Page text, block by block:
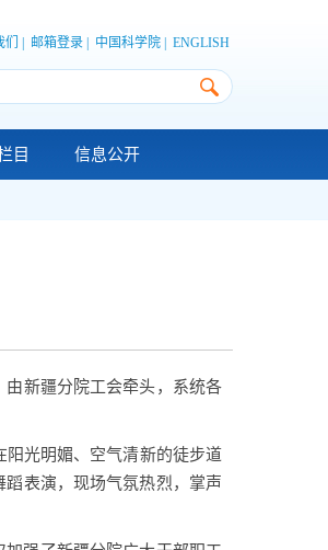
邮箱登录 中国科学院 ENGLISH
目 信息公开
新疆分院工会牵头，系统各
阳光明媚、空气清新的徒步道
表演，现场气氛热烈，掌声